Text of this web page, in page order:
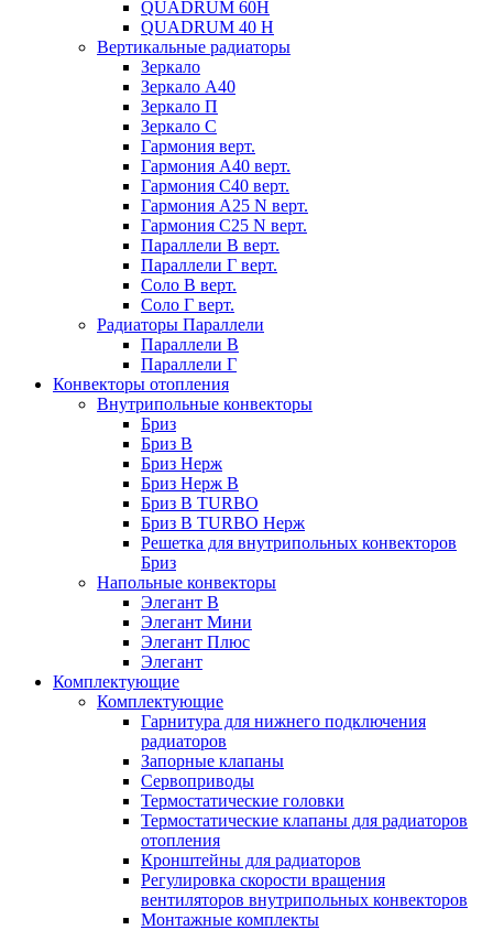
QUADRUM 60H
QUADRUM 40 H
Вертикальные радиаторы
Зеркало
Зеркало А40
Зеркало П
Зеркало С
Гармония верт.
Гармония А40 верт.
Гармония С40 верт.
Гармония А25 N верт.
Гармония С25 N верт.
Параллели В верт.
Параллели Г верт.
Соло В верт.
Соло Г верт.
Радиаторы Параллели
Параллели В
Параллели Г
Конвекторы отопления
Внутрипольные конвекторы
Бриз
Бриз В
Бриз Нерж
Бриз Нерж В
Бриз В TURBO
Бриз В TURBO Нерж
Решетка для внутрипольных конвекторов
Бриз
Напольные конвекторы
Элегант В
Элегант Мини
Элегант Плюс
Элегант
Комплектующие
Комплектующие
Гарнитура для нижнего подключения
радиаторов
Запорные клапаны
Сервоприводы
Термостатические головки
Термостатические клапаны для радиаторов
отопления
Кронштейны для радиаторов
Регулировка скорости вращения
вентиляторов внутрипольных конвекторов
Монтажные комплекты